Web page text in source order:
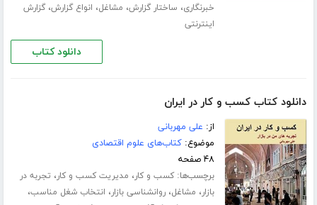
خبرنگاری، ساختار گزارش، مشاغل، انواع گزارش،گزارش
اینترنتی
دانلود کتاب
دانلود کتاب کسب و کار در ایران
از: علی مهربانی
موضوع:کتاب‌های علوم اقتصادی
۴۸ صفحه
برچسب‌ها:کسب و کار، مدیریت کسب و کار، تجربه در
بازار، مشاغل،روانشناسی بازار، انتخاب شغل مناسب،